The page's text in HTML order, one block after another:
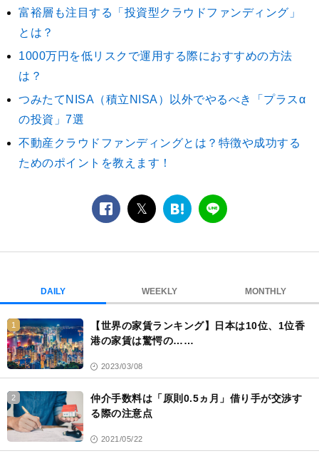
富裕層も注目する「投資型クラウドファンディング」
とは？
1000万円を低リスクで運用する際におすすめの方法
は？
つみたてNISA（積立NISA）以外でやるべき「プラスα
の投資」7選
不動産クラウドファンディングとは？特徴や成功する
ためのポイントを教えます！
facebook
twitterは
ブ
ク
マ
ク
LINE
DAILY WEEKLY MONTHLY
1
【世界の家賃ランキング】日本は10位、1位香
港の家賃は驚愕の……
2023/03/08
2
仲介手数料は「原則0.5ヵ月」借り手が交渉す
る際の注意点
2021/05/22